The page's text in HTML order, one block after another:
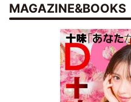
MAGAZINE&BOOKS